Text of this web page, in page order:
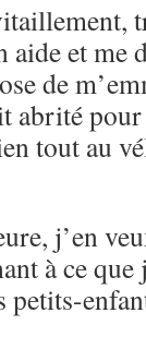
et me
de
abrité
tout au
j’en
à ce que
petits-